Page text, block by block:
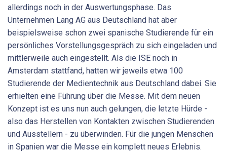
allerdings noch in der Auswertungsphase. Das
Unternehmen Lang AG aus Deutschland hat aber
beispielsweise schon zwei spanische Studierende für ein
persönliches Vorstellungsgespräch zu sich eingeladen und
mittlerweile auch eingestellt. Als die ISE noch in
Amsterdam stattfand, hatten wir jeweils etwa 100
Studierende der Medientechnik aus Deutschland dabei. Sie
erhielten eine Führung über die Messe. Mit dem neuen
Konzept ist es uns nun auch gelungen, die letzte Hürde -
also das Herstellen von Kontakten zwischen Studierenden
und Ausstellern - zu überwinden. Für die jungen Menschen
in Spanien war die Messe ein komplett neues Erlebnis.